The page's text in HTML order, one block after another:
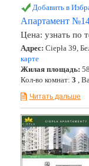
Добавить в
Апартамент
Цена: узнать по
Адрес: Ciepła 39,
карте
Жилая площадь:
Кол-во комнат: 3 ,
Читать дальше